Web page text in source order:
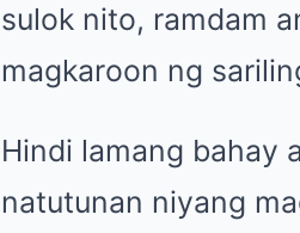
sulok nito, ramdam
magkaroon ng
Hindi lamang bahay
natutunan niyang